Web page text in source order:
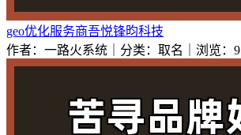
geo优化服务商吾悦锋昀科技
作者：一路火系统｜分类：取名｜浏览：9